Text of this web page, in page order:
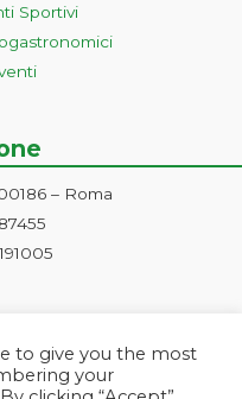
Sportivi
– Roma
to give you the most
your